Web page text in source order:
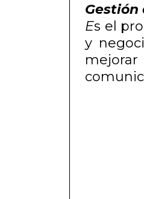
Gestión
Es el
y